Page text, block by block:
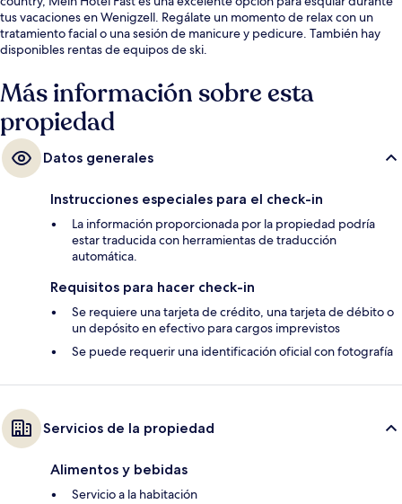
tus vacaciones en Wenigzell. Regálate un momento de relax con un
tratamiento facial o una sesión de manicure y pedicure. También hay
disponibles rentas de equipos de ski.
Más información sobre esta
propiedad
Datos generales
Instrucciones especiales para el check-in
La información proporcionada por la propiedad podría
estar traducida con herramientas de traducción
automática.
Requisitos para hacer check-in
Se requiere una tarjeta de crédito, una tarjeta de débito o
un depósito en efectivo para cargos imprevistos
Se puede requerir una identificación oficial con fotografía
Servicios de la propiedad
Alimentos y bebidas
Servicio a la habitación